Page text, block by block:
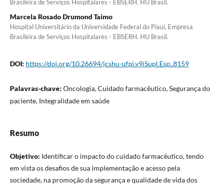
Brasileira de Serviços Hospitalares - EBSERH. HU Brasil.
Marcela Rosado Drumond Taimo
Hospital Universitário da Universidade Federal do Piauí, Empresa
Brasileira de Serviços Hospitalares - EBSERH. HU Brasil.
DOI: https://doi.org/10.26694/jcshu-ufpi.v9iSupl.Esp..8159
Palavras-chave: Oncologia, Cuidado farmacêutico, Segurança do
paciente, Integralidade em saúde
Resumo
Objetivo: Identificar o impacto do cuidado farmacêutico, tendo
em vista os desafios de sua implementação e acesso pela
sociedade, na promoção da segurança e qualidade de vida dos